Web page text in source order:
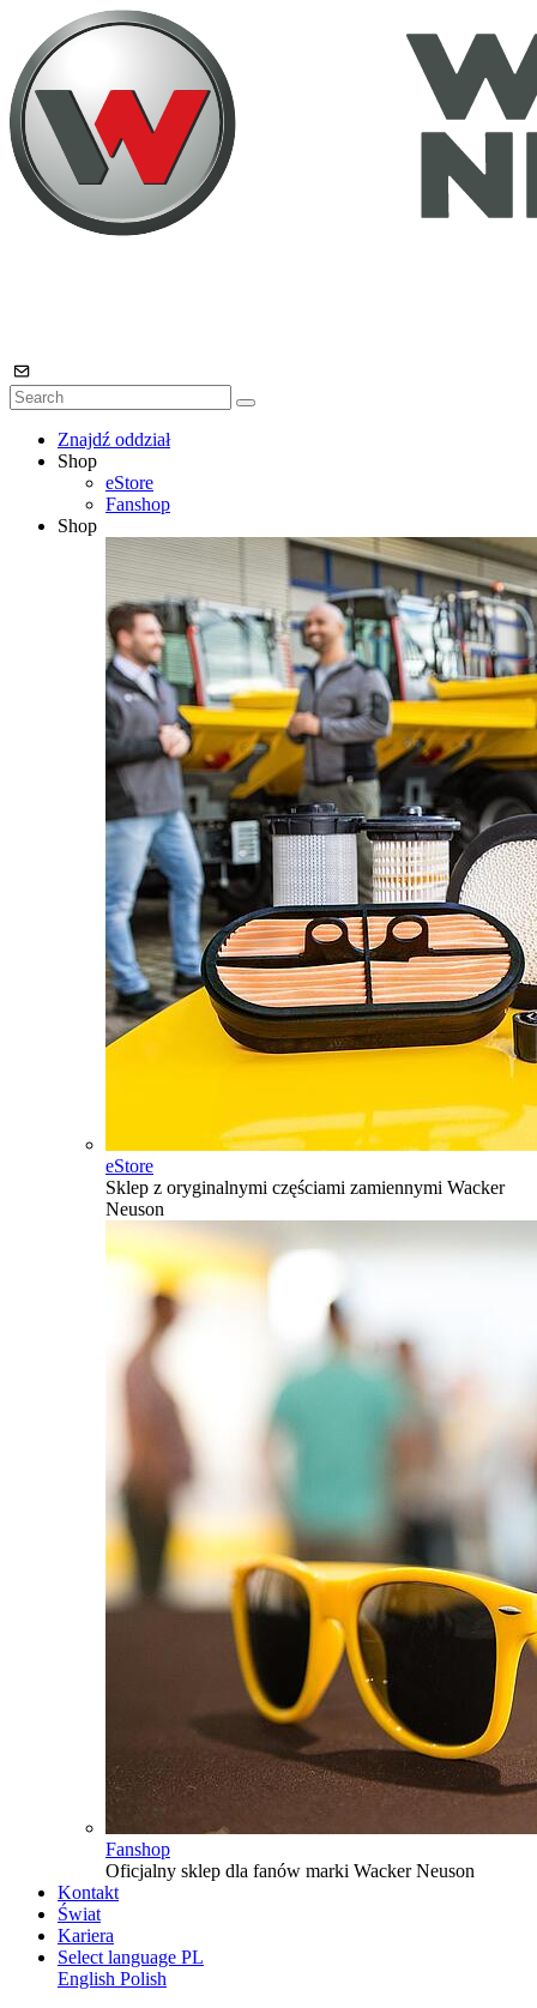
Znajdź oddział
Shop
eStore
Fanshop
Shop
eStore
Sklep z oryginalnymi częściami zamiennymi Wacker
Neuson
Fanshop
Oficjalny sklep dla fanów marki Wacker Neuson
Kontakt
Świat
Kariera
Select language PL
English Polish